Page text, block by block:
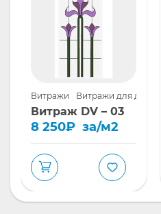
купе
Витражи Витражи для дверей
Витраж DV – 03
8 250₽ за/м2